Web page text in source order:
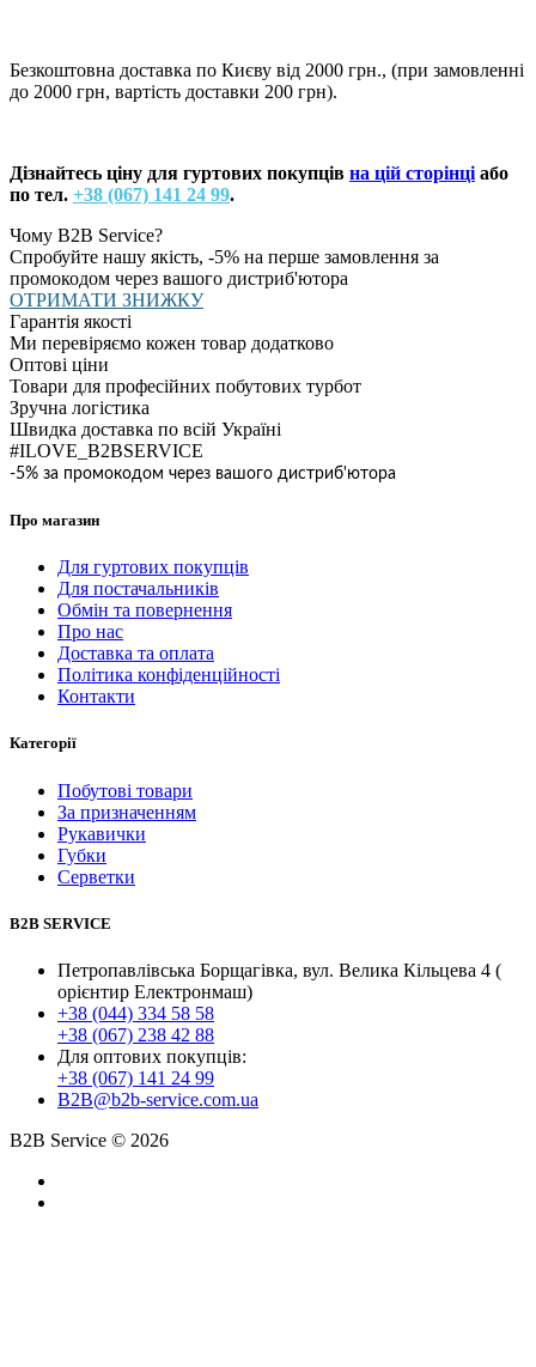
Безкоштовна доставка по Києву від 2000 грн., (при замовленні
до 2000 грн, вартість доставки 200 грн).
Дізнайтесь ціну для гуртових покупців на цій сторінці або
по тел. +38 (067) 141 24 99.
Чому B2B Service?
Спробуйте нашу якість, -5% на перше замовлення за
промокодом через вашого дистриб'ютора
ОТРИМАТИ ЗНИЖКУ
Гарантія якості
Ми перевіряємо кожен товар додатково
Оптові ціни
Товари для професійних побутових турбот
Зручна логістика
Швидка доставка по всій Україні
#ILOVE_B2BSERVICE
-5% за промокодом через вашого дистриб'ютора
Про магазин
Для гуртових покупців
Для постачальників
Обмін та повернення
Про нас
Доставка та оплата
Політика конфіденційності
Контакти
Категорії
Побутові товари
За призначенням
Рукавички
Губки
Серветки
B2B SERVICE
Петропавлівська Борщагівка, вул. Велика Кільцева 4 (
орієнтир Електронмаш)
+38 (044) 334 58 58
+38 (067) 238 42 88
Для оптових покупців:
+38 (067) 141 24 99
B2B@b2b-service.com.ua
B2B Service © 2026